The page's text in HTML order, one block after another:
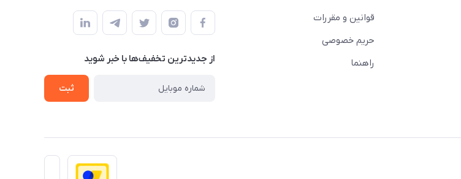
قوانین و مقررات
حریم خصوصی
راهنما
از جدید‌ترین تخفیف‌ها با‌ خبر شوید
ثبت